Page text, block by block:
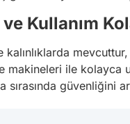
Kullanım
makineleri ile kolayca
güvenliğini